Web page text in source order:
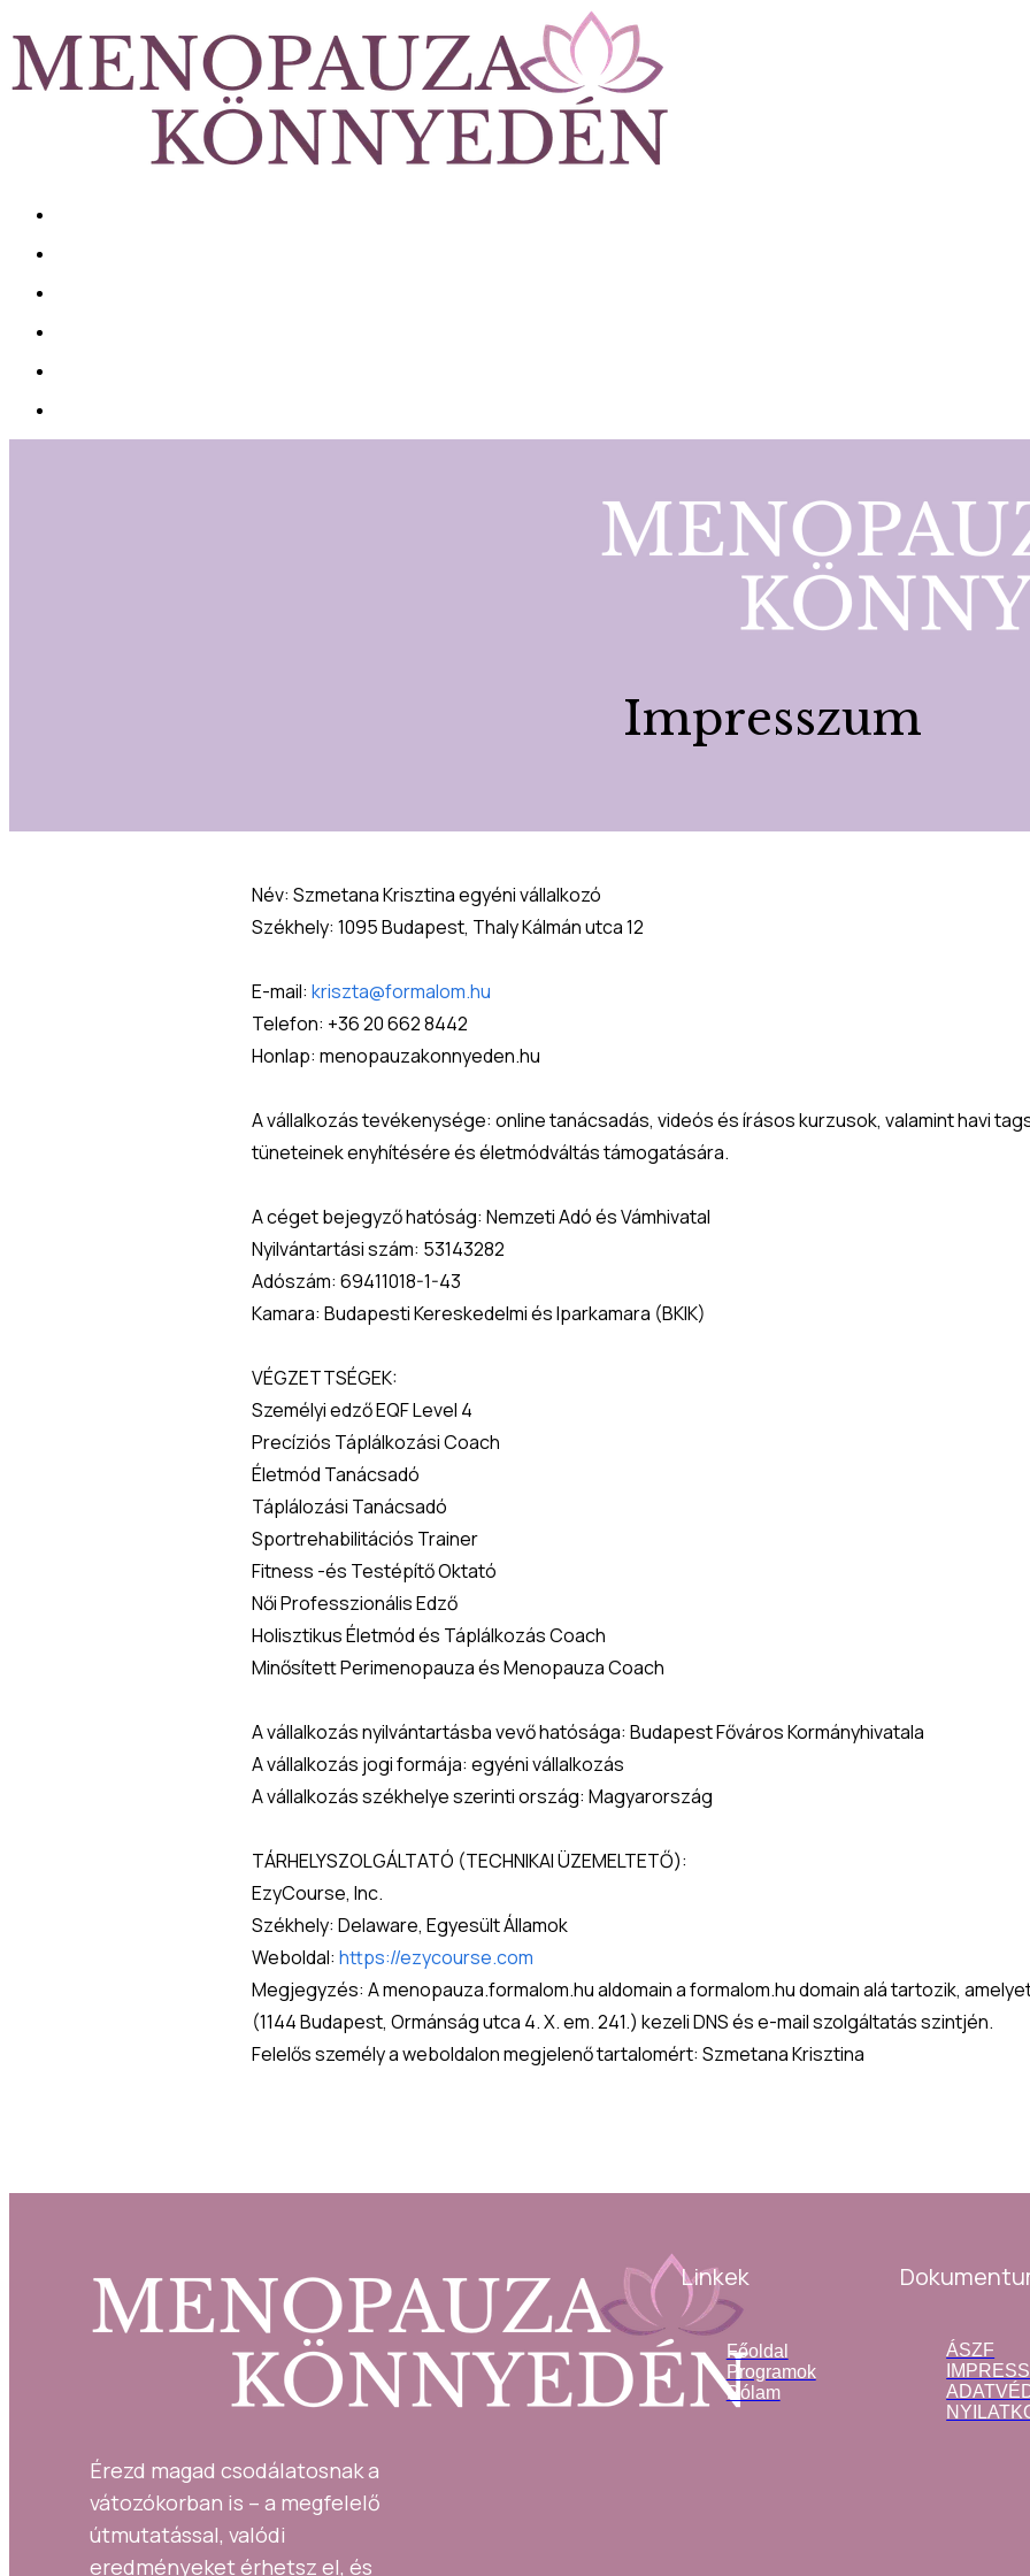
Impresszum
Név: Szmetana Krisztina egyéni vállalkozó
Székhely: 1095 Budapest, Thaly Kálmán utca 12
E-mail: kriszta@formalom.hu
Telefon: +36 20 662 8442
Honlap: menopauzakonnyeden.hu
A vállalkozás tevékenysége: online tanácsadás, videós és írásos kurzusok, valamint havi
tüneteinek enyhítésére és életmódváltás támogatására.
A céget bejegyző hatóság: Nemzeti Adó és Vámhivatal
Nyilvántartási szám: 53143282
Adószám: 69411018-1-43
Kamara: Budapesti Kereskedelmi és Iparkamara (BKIK)
VÉGZETTSÉGEK:
Személyi edző EQF Level 4
Precíziós Táplálkozási Coach
Életmód Tanácsadó
Táplálozási Tanácsadó
Sportrehabilitációs Trainer
Fitness -és Testépítő Oktató
Női Professzionális Edző
Holisztikus Életmód és Táplálkozás Coach
Minősített Perimenopauza és Menopauza Coach
A vállalkozás nyilvántartásba vevő hatósága: Budapest Főváros Kormányhivatala
A vállalkozás jogi formája: egyéni vállalkozás
A vállalkozás székhelye szerinti ország: Magyarország
TÁRHELYSZOLGÁLTATÓ (TECHNIKAI ÜZEMELTETŐ):
EzyCourse, Inc.
Székhely: Delaware, Egyesült Államok
Weboldal: https://ezycourse.com
Megjegyzés: A menopauza.formalom.hu aldomain a formalom.hu domain alá tartozik,
(1144 Budapest, Ormánság utca 4. X. em. 241.) kezeli DNS és e-mail szolgáltatás szintjén.
Felelős személy a weboldalon megjelenő tartalomért: Szmetana Krisztina
Érezd magad csodálatosnak a
vátozókorban is – a megfelelő
útmutatással, valódi
eredményeket érhetsz el, és
Linkek
Főoldal
Programok
Rólam
ÁSZF